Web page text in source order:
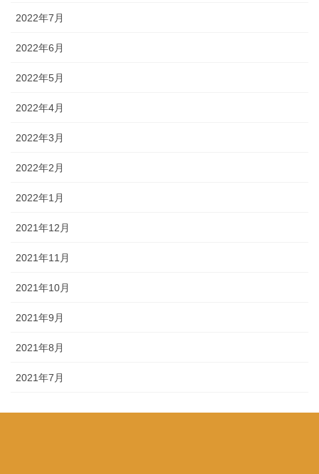
2022年7月
2022年6月
2022年5月
2022年4月
2022年3月
2022年2月
2022年1月
2021年12月
2021年11月
2021年10月
2021年9月
2021年8月
2021年7月